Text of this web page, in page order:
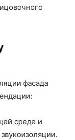
фасада
среде и